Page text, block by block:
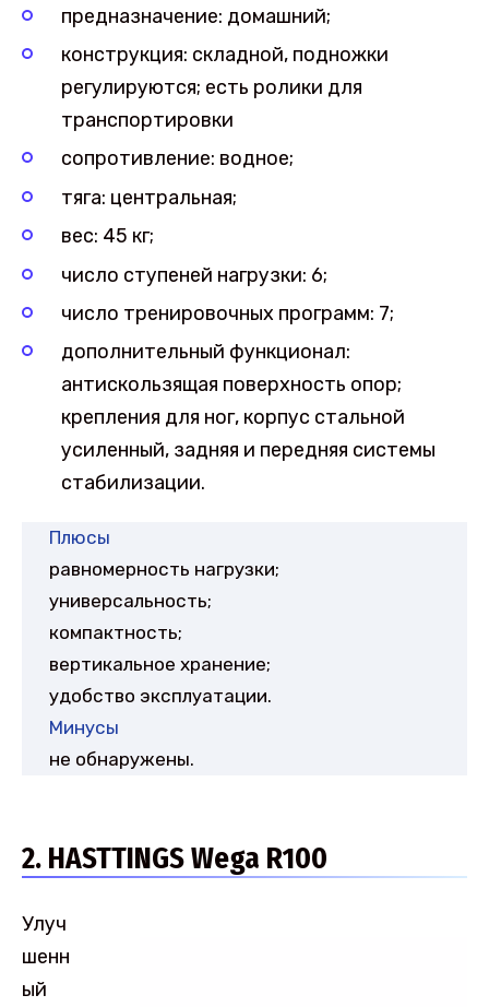
предназначение: домашний;
конструкция: складной, подножки
регулируются; есть ролики для
транспортировки
сопротивление: водное;
тяга: центральная;
вес: 45 кг;
число ступеней нагрузки: 6;
число тренировочных программ: 7;
дополнительный функционал:
антискользящая поверхность опор;
крепления для ног, корпус стальной
усиленный, задняя и передняя системы
стабилизации.
Плюсы
равномерность нагрузки;
универсальность;
компактность;
вертикальное хранение;
удобство эксплуатации.
Минусы
не обнаружены.
2. HASTTINGS Wega R100
Улуч
шенн
ый